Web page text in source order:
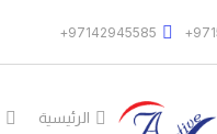
97142945585+
الرئيسية